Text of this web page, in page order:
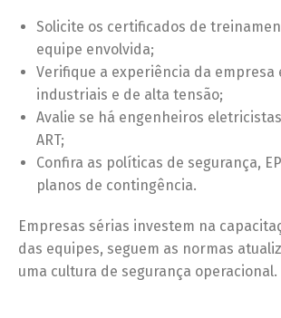
Solicite os certificados de
equipe envolvida;
Verifique a experiência da empresa
industriais e de alta tensão;
Avalie se há engenheiros
ART;
Confira as políticas de segurança,
planos de contingência.
Empresas sérias investem na
das equipes, seguem as normas
uma cultura de segurança operacional.